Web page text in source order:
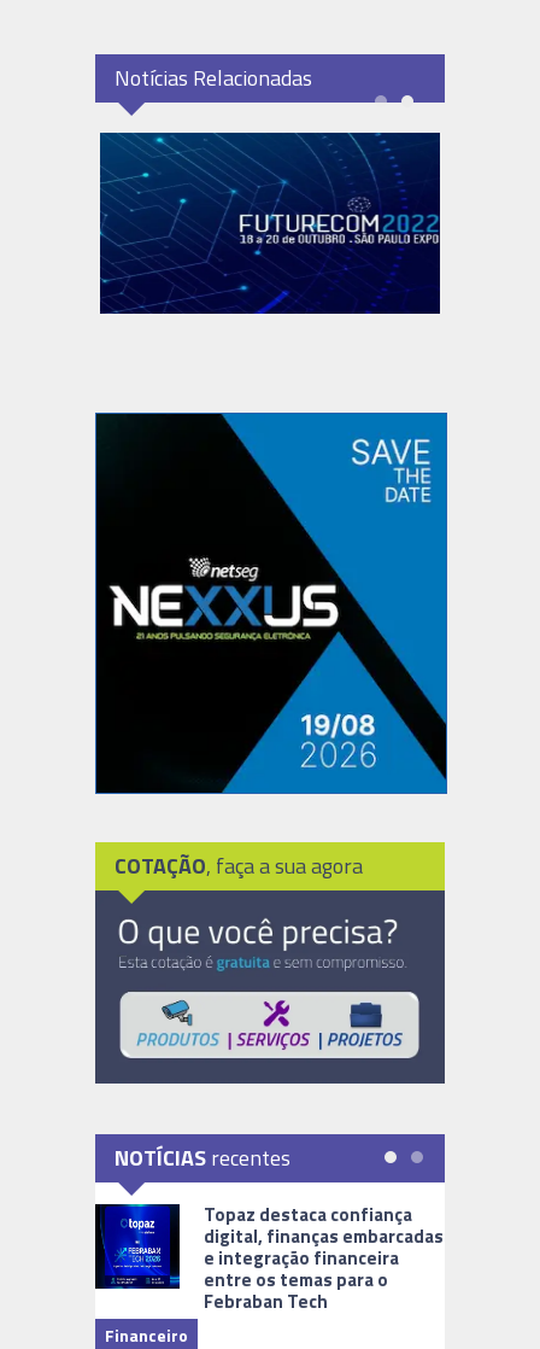
Notícias Relacionadas
COTAÇÃO, faça a sua agora
NOTÍCIASrecentes
Topaz destaca confiança
digital, finanças embarcadas
e integração financeira
entre os temas para o
Febraban Tech
Financeiro